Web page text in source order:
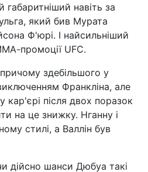
габаритніший навіть за
який бив Мурата
Ф'юрі. І найсильніший
промоції UFC.
здебільшого у
Франкліна, але
після двох поразок
на це знижку. Нганну і
стилі, а Валлін був
дійсно шанси Дюбуа такі